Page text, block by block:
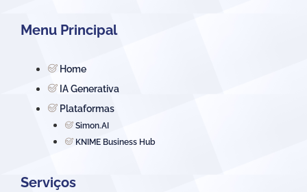
Menu Principal
Home
IA Generativa
Plataformas
Simon.AI
KNIME Business Hub
Serviços